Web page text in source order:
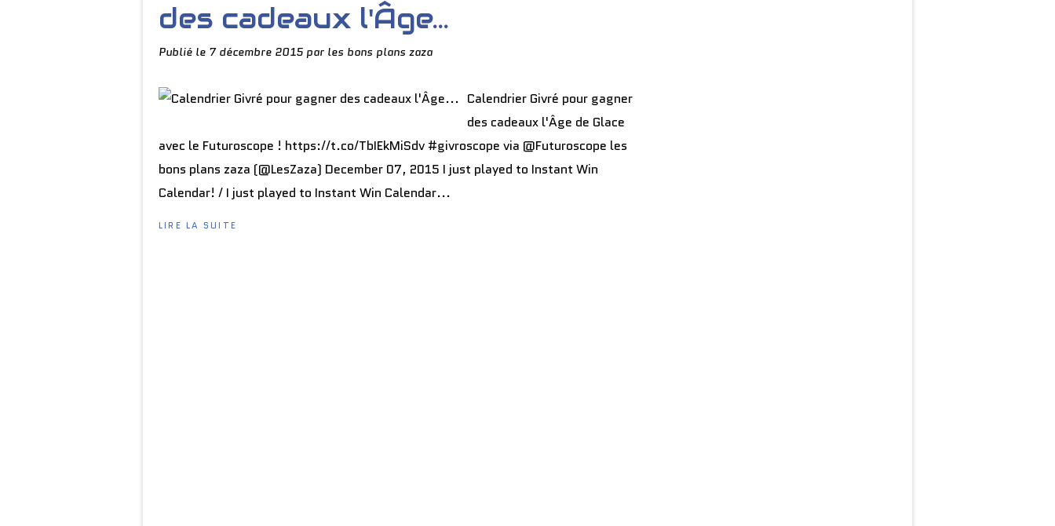
des cadeaux l'Âge...
Publié le 7 décembre 2015 par les bons plans zaza
Calendrier Givré pour gagner
des cadeaux l'Âge de Glace
avec le Futuroscope ! https://t.co/TbIEkMiSdv #givroscope via @Futuroscope les
bons plans zaza (@LesZaza) December 07, 2015 I just played to Instant Win
Calendar! / I just played to Instant Win Calendar...
LIRE LA SUITE